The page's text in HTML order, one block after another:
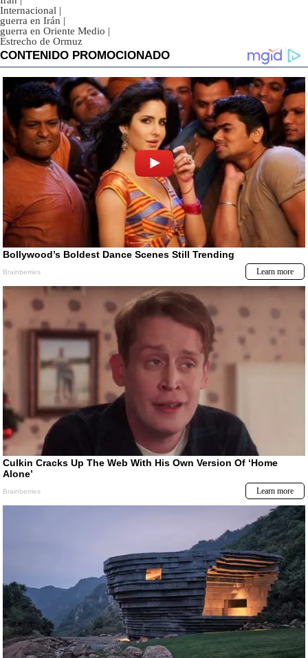
Internacional |
guerra en Irán |
guerra en Oriente Medio |
Estrecho de Ormuz